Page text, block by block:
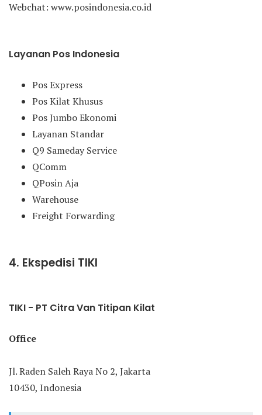
Webchat: www.posindonesia.co.id
Layanan Pos Indonesia
Pos Express
Pos Kilat Khusus
Pos Jumbo Ekonomi
Layanan Standar
Q9 Sameday Service
QComm
QPosin Aja
Warehouse
Freight Forwarding
4. Ekspedisi TIKI
TIKI - PT Citra Van Titipan Kilat
Office
Jl. Raden Saleh Raya No 2, Jakarta
10430, Indonesia